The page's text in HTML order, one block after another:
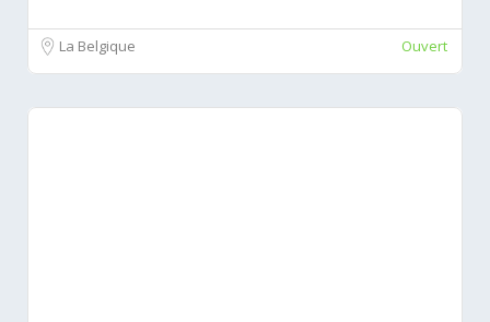
La Belgique Ouvert